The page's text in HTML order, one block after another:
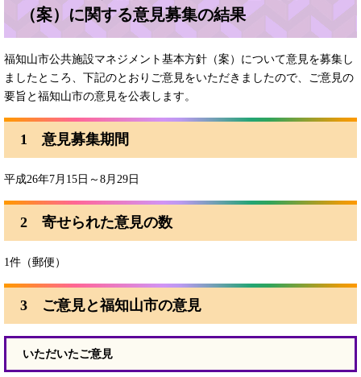
（案）に関する意見募集の結果
福知山市公共施設マネジメント基本方針（案）について意見を募集し
ましたところ、下記のとおりご意見をいただきましたので、ご意見の
要旨と福知山市の意見を公表します。
1 意見募集期間
平成26年7月15日～8月29日
2 寄せられた意見の数
1件（郵便）
3 ご意見と福知山市の意見
いただいたご意見